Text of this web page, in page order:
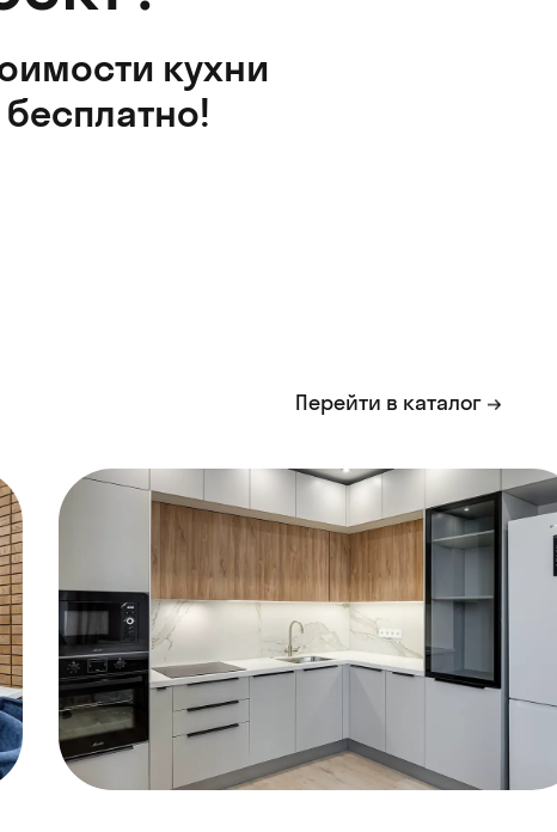
кухни
Перейти в каталог